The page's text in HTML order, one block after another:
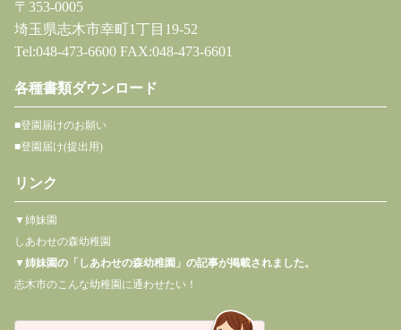
〒353-0005
埼玉県志木市幸町1丁目19-52
Tel:048-473-6600 FAX:048-473-6601
各種書類ダウンロード
■登園届けのお願い
■登園届け(提出用)
リンク
▼姉妹園
しあわせの森幼稚園
▼姉妹園の「しあわせの森幼稚園」の記事が掲載されました。
志木市のこんな幼稚園に通わせたい！